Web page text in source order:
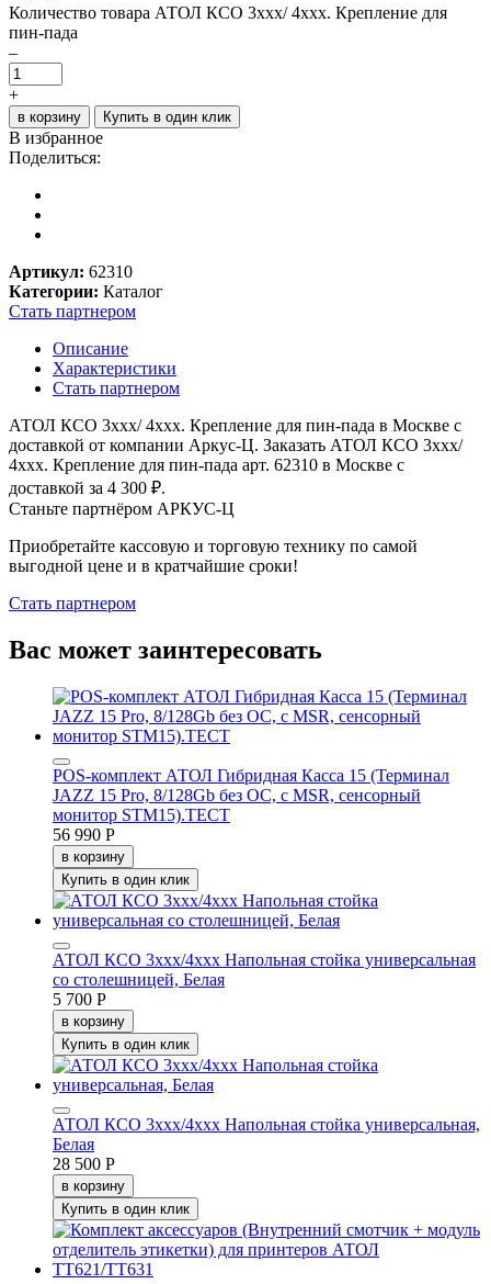
Количество товара АТОЛ КСО 3xxx/ 4xxx. Крепление для
пин-пада
–
+
в корзину Купить в один клик
В избранное
Поделиться:
Артикул: 62310
Категории: Каталог
Стать партнером
Описание
Характеристики
Стать партнером
АТОЛ КСО 3xxx/ 4xxx. Крепление для пин-пада в Москве с
доставкой от компании Аркус-Ц. Заказать АТОЛ КСО 3xxx/
4xxx. Крепление для пин-пада арт. 62310 в Москве с
доставкой за 4 300 ₽.
Станьте партнёром АРКУС-Ц
Приобретайте кассовую и торговую технику по самой
выгодной цене и в кратчайшие сроки!
Стать партнером
Вас может заинтересовать
POS-комплект АТОЛ Гибридная Касса 15 (Терминал
JAZZ 15 Pro, 8/128Gb без ОС, с MSR, сенсорный
монитор STM15).ТЕСТ
56 990 Р
в корзину
Купить в один клик
АТОЛ КСО 3xxx/4xxx Напольная стойка универсальная
со столешницей, Белая
5 700 Р
в корзину
Купить в один клик
АТОЛ КСО 3xxx/4xxx Напольная стойка универсальная,
Белая
28 500 Р
в корзину
Купить в один клик